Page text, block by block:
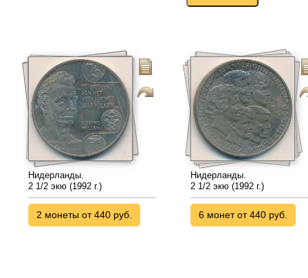
Нидерланды.
2 1/2 экю (1992 г.)
2 монеты от 440 руб.
Нидерланды.
2 1/2 экю (1992 г.)
6 монет от 440 руб.